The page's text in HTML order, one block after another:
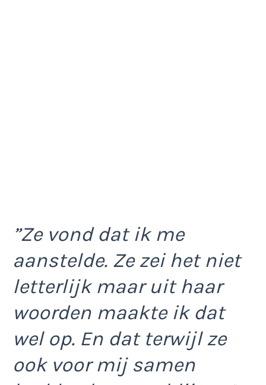
”Ze vond dat ik me
aanstelde. Ze zei het niet
letterlijk maar uit haar
woorden maakte ik dat
wel op. En dat terwijl ze
ook voor mij samen